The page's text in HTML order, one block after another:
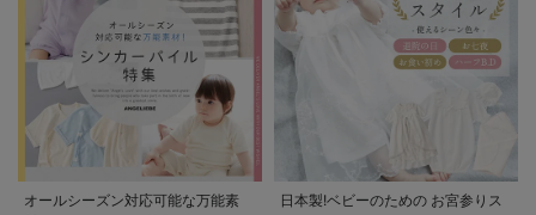
オールシーズン対応可能な万能素
日本製!ベビーのための お宮参りス